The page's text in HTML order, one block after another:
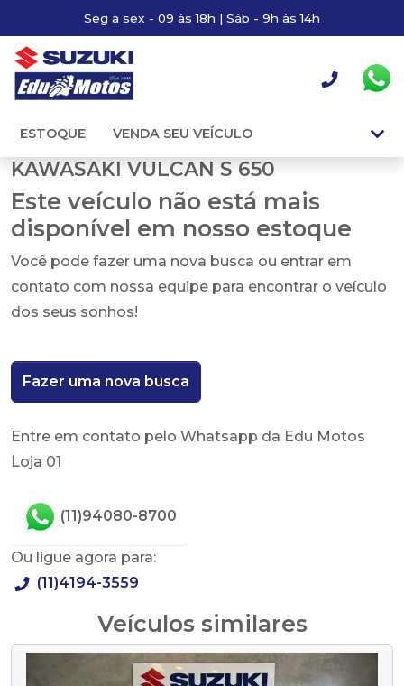
Seg a sex - 09 às 18h | Sáb - 9h às 14h
ESTOQUE VENDA SEU VEÍCULO
KAWASAKI VULCAN S 650
Este veículo não está mais
disponível em nosso estoque
Você pode fazer uma nova busca ou entrar em
contato com nossa equipe para encontrar o veículo
dos seus sonhos!
Fazer uma nova busca
Entre em contato pelo Whatsapp da Edu Motos
Loja 01
(11)94080-8700
Ou ligue agora para:
(11)4194-3559
Veículos similares